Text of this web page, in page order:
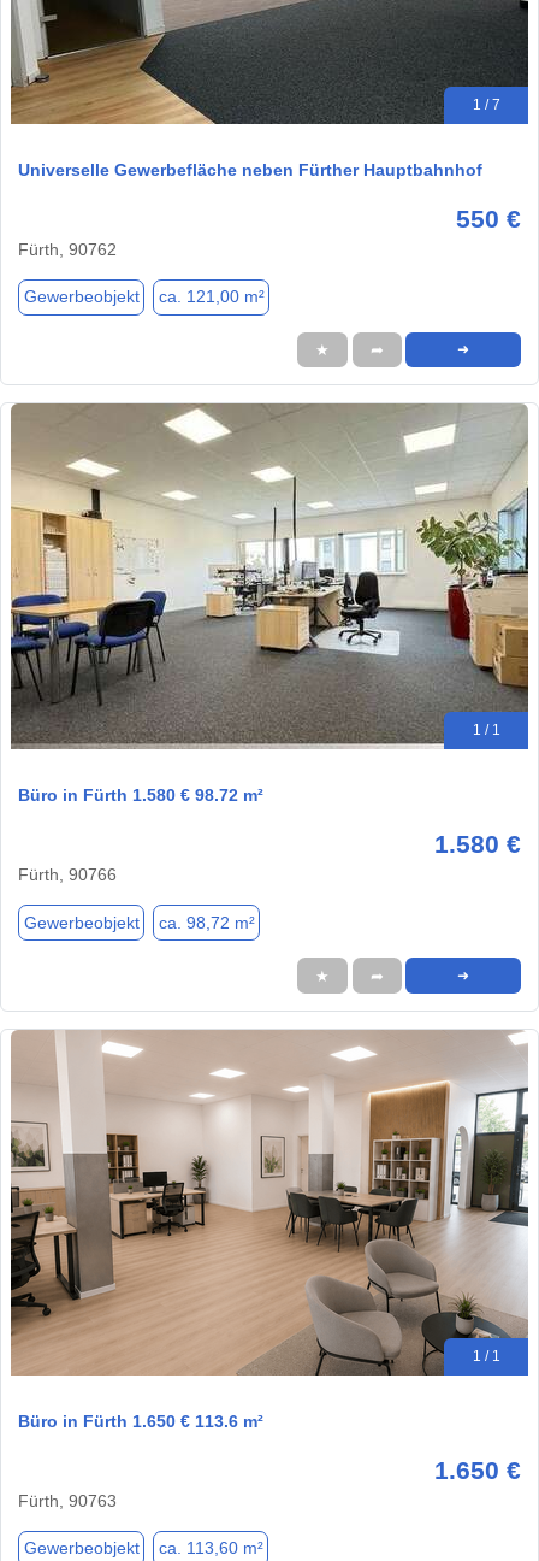
1 / 7
Universelle Gewerbefläche neben Fürther Hauptbahnhof
550 €
Fürth, 90762
Gewerbeobjekt ca. 121,00 m²
★ ➦ ➜
1 / 1
Büro in Fürth 1.580 € 98.72 m²
1.580 €
Fürth, 90766
Gewerbeobjekt ca. 98,72 m²
★ ➦ ➜
1 / 1
Büro in Fürth 1.650 € 113.6 m²
1.650 €
Fürth, 90763
Gewerbeobjekt ca. 113,60 m²